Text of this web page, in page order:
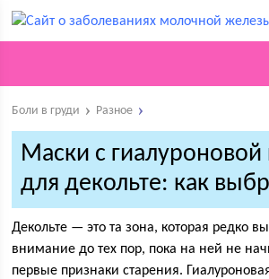
Боли в груди Разное
Маски с гиалуроновой
для декольте: как
Декольте — это та зона, которая редко
внимание до тех пор, пока на ней не
первые признаки старения.